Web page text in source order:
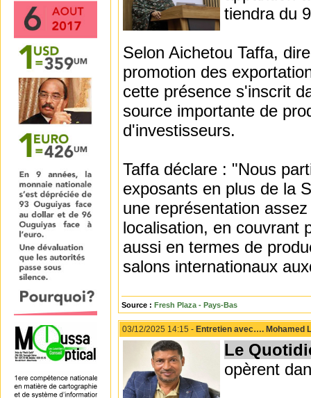
tiendra du
Selon Aichetou Taffa,
promotion des
cette présence s'inscrit
source importante de
d'investisseurs.
Taffa déclare : "Nous
exposants en plus de la
une représentation
localisation, en couvrant
aussi en termes de
salons internationaux
Source : Fresh Plaza - Pays-Bas
03/12/2025 14:15 - Entretien avec…. Mohamed
Le
opèrent